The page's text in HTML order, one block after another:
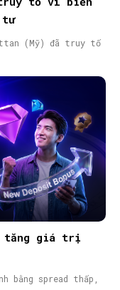
tư
(Mỹ) đã truy tố
tăng giá trị
bằng spread thấp,